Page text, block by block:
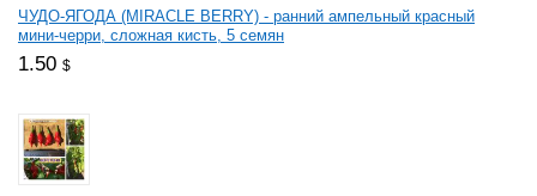
ЧУДО-ЯГОДА (MIRACLE BERRY) - ранний ампельный красный
мини-черри, сложная кисть, 5 семян
1.50 $